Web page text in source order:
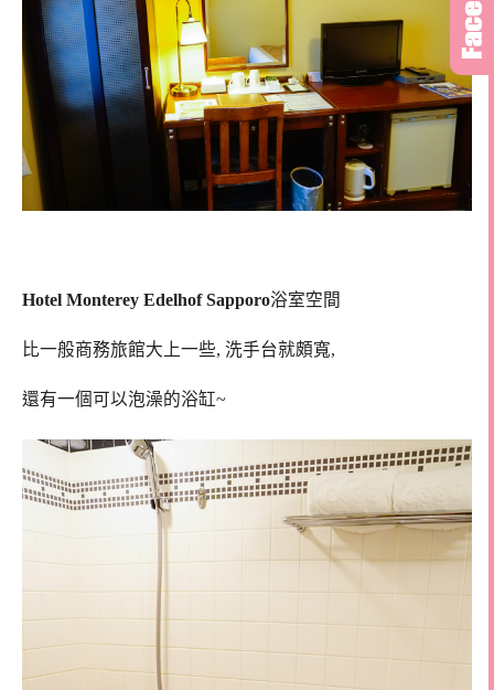
Hotel Monterey Edelhof Sapporo浴室空間
比一般商務旅館大上一些, 洗手台就頗寬,
還有一個可以泡澡的浴缸~